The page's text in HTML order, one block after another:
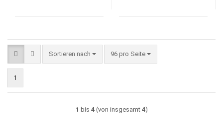
Sortieren nach
Sortieren nach 96 pro Seite
pro Seite
1
1 bis 4(von insgesamt 4)